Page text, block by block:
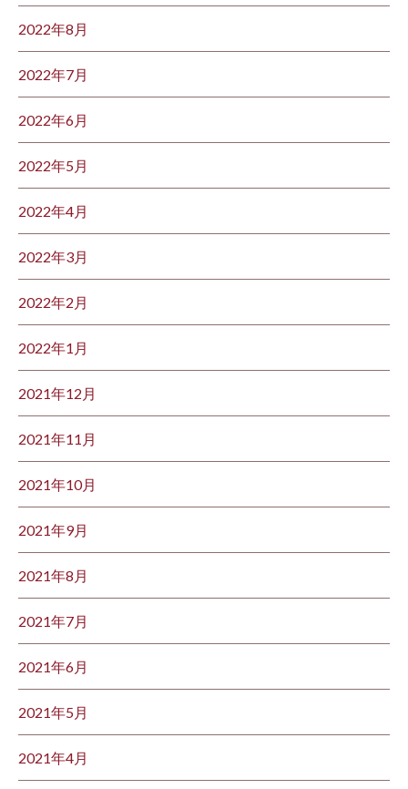
2022年8月
2022年7月
2022年6月
2022年5月
2022年4月
2022年3月
2022年2月
2022年1月
2021年12月
2021年11月
2021年10月
2021年9月
2021年8月
2021年7月
2021年6月
2021年5月
2021年4月